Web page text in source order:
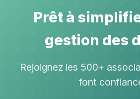
Prêt à
gestion des
Rejoignez les 500+
font